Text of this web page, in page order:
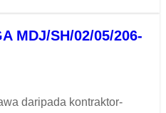
MDJ/SH/02/05/206-
daripada kontraktor-